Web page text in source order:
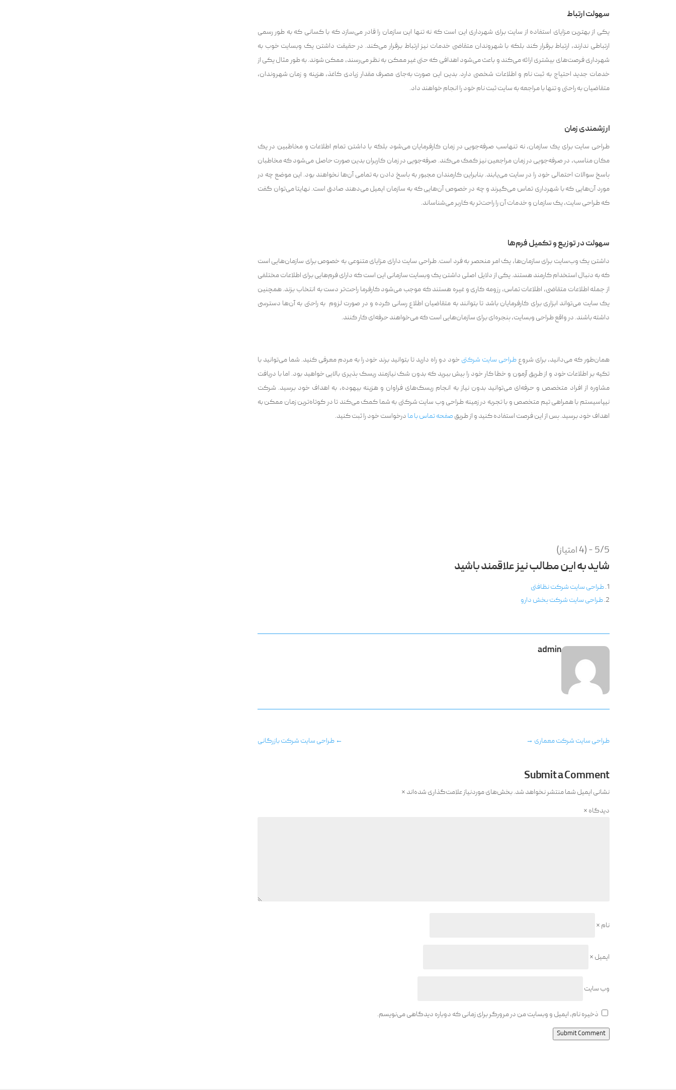
سهولت ارتباط
یکی از بهترین مزایای استفاده از سایت برای شهرداری این است که نه تنها این سازمان را قادر می‌سازد که با کسانی که به طور رسمی
ارتباطی ندارند، ارتباط برقرار کند بلکه با شهروندان متقاضی خدمات نیز ارتباط برقرار می‌کند. در حقیقت داشتن یک وبسایت خوب به
شهرداری فرصت‌های بیشتری ارائه می‌کند و باعث می‌شود اهدافی که حتی غیر ممکن به نظر می‌رسند، ممکن شوند. به طور مثال یکی از
خدمات جدید احتیاج به ثبت نام و اطلاعات شخصی دارد. بدین این صورت به‌جای مصرف مقدار زیادی کاغذ، هزینه و زمان شهروندان،
متقاضیان به راحتی و تنها با مراجعه به سایت ثبت نام خود را انجام خواهند داد.
ارزشمندی زمان
طراحی سایت برای یک سازمان، نه تنهاسب صرفه‌جویی در زمان کارفرمایان می‌شود بلکه با داشتن تمام اطلاعات و مخاطبین در یک
مکان مناسب، در صرفه‌جویی در زمان مراجعین نیز کمک می‌کند. صرفه‌جویی در زمان کاربران بدین صورت حاصل می‌شود که مخاطبان
پاسخ سوالات احتمالی خود را در سایت می‌یابند. بنابراین کارمندان مجبور به پاسخ دادن به تمامی آن‌ها نخواهند بود. این موضع چه در
مورد آن‌هایی که با شهرداری تماس می‌گیرند و چه در خصوص آن‌هایی که به سازمان ایمیل می‌دهند صادق است. نهایتا می‌توان گفت
که طراحی سایت، یک سازمان و خدمات آن را راحت‌تر به کاربر می‌شناساند.
سهولت در توزیع و تکمیل فرم‌ها
داشتن یک وب‌سایت برای سازمان‌ها، ‌یک امر منحصر به فرد است. طراحی سایت دارای مزایای متنوعی به خصوص برای سازمان‌هایی است
که به دنبال استخدام کارمند هستند. یکی از دلایل اصلی داشتن یک وبسایت سازمانی این است که دارای فرم‌هایی برای اطلاعات مختلفی
از جمله اطلاعات متقاضی، اطلاعات تماس، رزومه کاری و غیره هستند که موجب می‌شود کارفرما راحت‌تر دست به انتخاب بزند. همچنین
یک سایت می‌تواند ابزاری برای کارفرمایان باشد تا بتوانند به متقاضیان اطلاع رسانی کرده و در صورت لزوم به راحتی به آن‌ها دسترسی
داشته باشند. در واقع طراحی وبسایت، پنجره‌ای برای سازمان‌هایی است که می‌خواهند حرفه‌ای کار کنند.
همان‌طور که می‌‌دانید، برای شروع طراحی سایت شرکتی خود دو راه دارید تا بتوانید برند خود را به مردم معرفی کنید. شما می‌‌توانید با
تکیه بر اطلاعات خود و از طریق آزمون و خطا کار خود را پیش ببرید که بدون شک نیازمند ریسک پذیری بالایی خواهید بود. اما با دریافت
مشاوره از افراد متخصص و حرفه‌ای می‌‌توانید بدون نیاز به انجام ریسک‌های فراوان و هزینه بیهوده، به اهداف خود برسید. شرکت
نیپاسیستم با همراهی تیم متخصص و با تجربه در زمینه طراحی وب سایت شرکتی به شما کمک می‌‌کند تا در کوتاه‌ترین زمان ممکن به
اهداف خود برسید. پس از این فرصت استفاده کنید و از طریق صفحه تماس با ما درخواست خود را ثبت کنید.
5/5 - (4 امتیاز)
شاید به این مطالب نیز علاقمند باشید
طراحی سایت شرکت نظافتی
طراحی سایت شرکت پخش دارو
admin
←طراحی سایت شرکت بازرگانی طراحی سایت شرکت معماری →
Submit a Comment
نشانی ایمیل شما منتشر نخواهد شد.بخش‌های موردنیاز علامت‌گذاری شده‌اند *
دیدگاه *
نام *
ایمیل *
وب‌ سایت
ذخیره نام، ایمیل و وبسایت من در مرورگر برای زمانی که دوباره دیدگاهی می‌نویسم.
Submit Comment